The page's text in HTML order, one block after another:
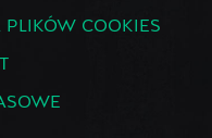
PLIKÓW COOKIES